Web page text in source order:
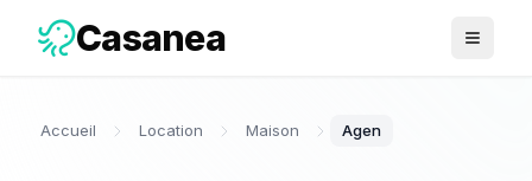
Casanea Ouvrir
Accueil Location Maison Agen